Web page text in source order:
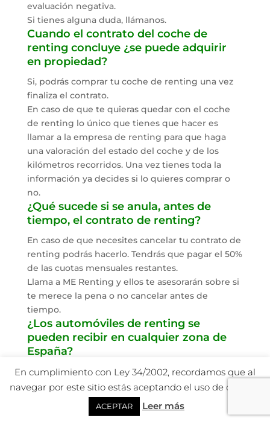
evaluación negativa.
Si tienes alguna duda, llámanos.
Cuando el contrato del coche de
renting concluye ¿se puede adquirir
en propiedad?
Si, podrás comprar tu coche de renting una vez
finaliza el contrato.
En caso de que te quieras quedar con el coche
de renting lo único que tienes que hacer es
llamar a la empresa de renting para que haga
una valoración del estado del coche y de los
kilómetros recorridos. Una vez tienes toda la
información ya decides si lo quieres comprar o
no.
¿Qué sucede si se anula, antes de
tiempo, el contrato de renting?
En caso de que necesites cancelar tu contrato de
renting podrás hacerlo. Tendrás que pagar el 50%
de las cuotas mensuales restantes.
Llama a ME Renting y ellos te asesorarán sobre si
te merece la pena o no cancelar antes de
tiempo.
¿Los automóviles de renting se
pueden recibir en cualquier zona de
España?
No importa donde vivas porque los vehículos de
renting se pueden recibir en todas las zonas de
No tendrás que pagar ningún gasto extra por el
En cumplimiento con Ley 34/2002, recordamos que al
navegar por este sitio estás aceptando el uso de cookies.
ACEPTAR Leer más